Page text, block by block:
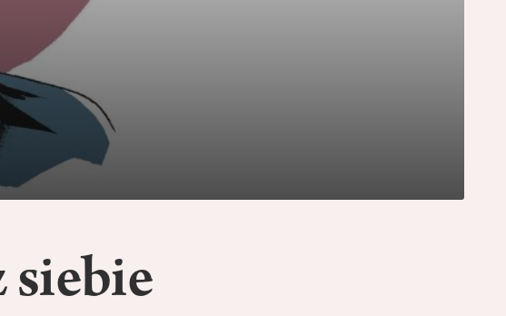
siebie